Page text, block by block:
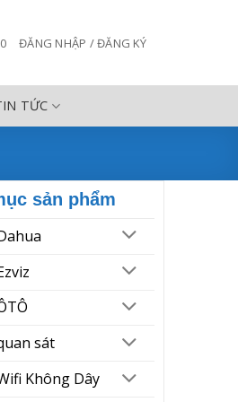
Công Thành
ĐĂNG NHẬP / ĐĂNG KÝ
TỨC
sản phẩm
sát
Không Dây